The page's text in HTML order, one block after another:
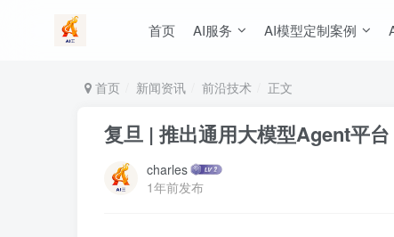
首页 AI服务 AI模型定制案例
首页 新闻资讯 前沿技术 正文
复旦 | 推出通用大模型Agent平
charles
1年前发布